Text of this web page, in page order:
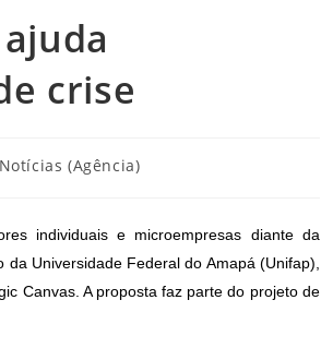
crise
(Agência)
individuais e microempresas diante da
Universidade Federal do Amapá (Unifap),
Canvas. A proposta faz parte do projeto de